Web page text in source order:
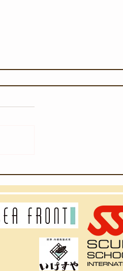
設利用に関するお願い